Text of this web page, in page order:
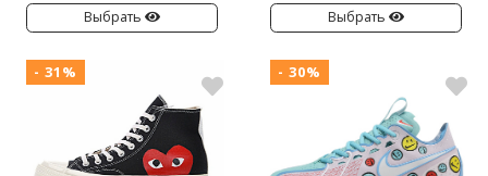
Выбрать Выбрать
- 31% - 30%